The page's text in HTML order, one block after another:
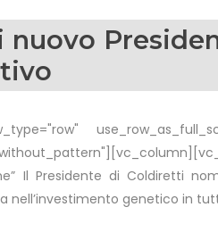
nuovo
Il Presidente di Coldiretti
nell’investimento genetico in